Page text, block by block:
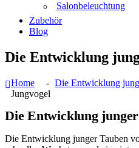
Salonbeleuchtung
Zubehör
Blog
Die Entwicklung
Home Die Entwicklung
Jungvogel
Die Entwicklung
Die Entwicklung junger Tauben